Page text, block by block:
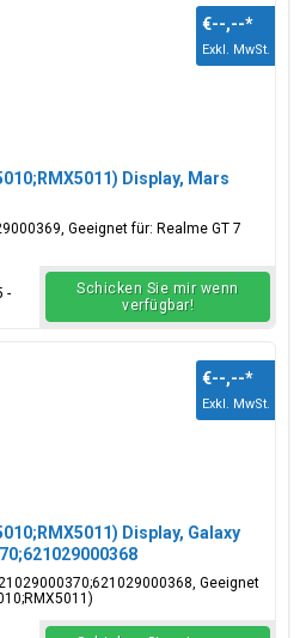
Display, Mars
Geeignet für: Realme GT 7
€--,--*
Exkl. MwSt.
-
Schicken Sie mir wenn
verfügbar!
Display, Galaxy
Geeignet
€--,--*
Exkl. MwSt.